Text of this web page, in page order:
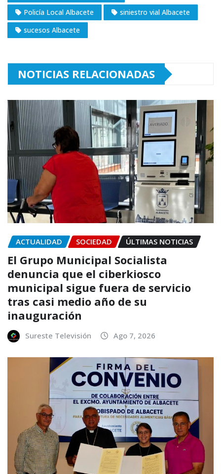
Policía Local Albacete
siniestro vial Albacete
sucesos Albacete
NOTICIAS RELACIONADAS
ACTUALIDAD SOCIEDAD ÚLTIMAS NOTICIAS
El Grupo Municipal Socialista
denuncia que el ciberkiosco
municipal sigue fuera de servicio
tras casi medio año de su
inauguración
Sureste Televisión Ago 7, 2026